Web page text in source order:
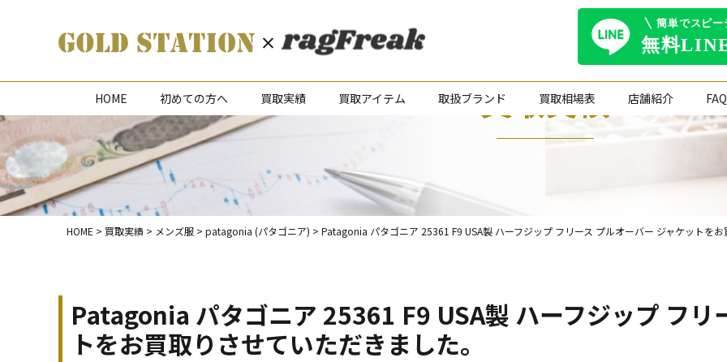
HOME 初めての方へ 買取実績 買取アイテム 取扱ブランド 買取相場表 店舗紹介 FAQ
買取実績
HOME > 買取実績 > メンズ服 > patagonia (パタゴニア) > Patagonia パタゴニア 25361 F9 USA製 ハーフジップ フリース プルオーバー ジャケットを
Patagonia パタゴニア 25361 F9 USA製 ハーフジップ フリ
トをお買取りさせていただきました。